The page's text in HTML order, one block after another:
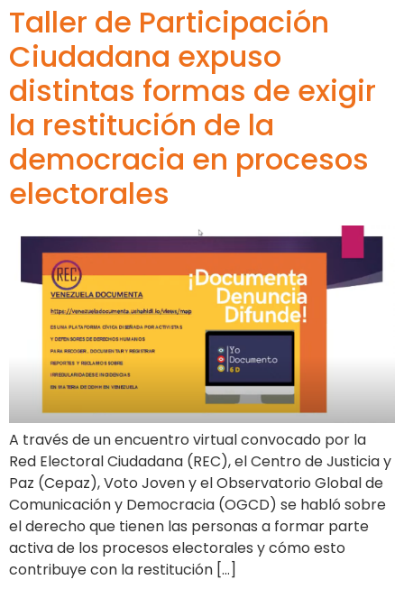
Taller de Participación
Ciudadana expuso
distintas formas de exigir
la restitución de la
democracia en procesos
electorales
A través de un encuentro virtual convocado por la
Red Electoral Ciudadana (REC), el Centro de Justicia y
Paz (Cepaz), Voto Joven y el Observatorio Global de
Comunicación y Democracia (OGCD) se habló sobre
el derecho que tienen las personas a formar parte
activa de los procesos electorales y cómo esto
contribuye con la restitución […]